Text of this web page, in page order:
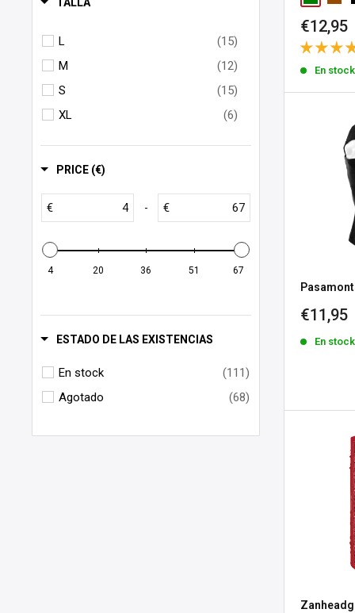
REV'IT!
(19)
Roeg
(3)
West Coast Choppers
(8)
Zan Headgear
(54)
L
(15)
M
(12)
S
(15)
XL
(6)
PRICE (€)
€ - €
4 20 36 51 67
ESTADO DE LAS EXISTENCIAS
En stock
(111)
Agotado
(68)
Precio
de
venta
€12,95
En stock
Precio
venta
€11,95
En stock